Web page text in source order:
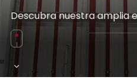
Descubra nuestra amplia